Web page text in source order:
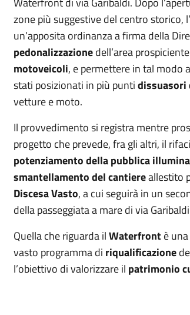
zone più suggestive del centro storico,
un’apposita ordinanza a firma della
pedonalizzazionedell’area
motoveicoli, e permettere in tal modo
stati posizionati in più puntidissuasori
vetture e moto.
Il provvedimento si registra mentre
progetto che prevede, fra gli altri, il
potenziamento della pubblica
smantellamento del cantiereallestito
Discesa Vasto, a cui seguirà in un
della passeggiata a mare di via
Quella che riguarda ilWaterfrontè una
vasto programma di riqualificazione
l’obiettivo di valorizzare il patrimonio